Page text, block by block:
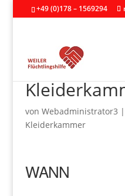
+49 (0)178 – 1569294
von Webadministrator3 |
Kleiderkammer
WANN